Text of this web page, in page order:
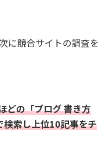
に競合サイトの調査を
どの「ブログ 書き方
索し上位10記事をチ